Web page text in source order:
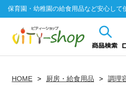
保育園・幼稚園の給食用品など安心して
HOME 厨房・給食用品
調理